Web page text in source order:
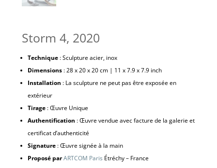
Storm 4, 2020
Technique: Sculpture acier, inox
Dimensions: 28 x 20 x 20 cm | 11 x 7.9 x 7.9 inch
Installation : La sculpture ne peut pas être exposée en
extérieur
Tirage: Œuvre Unique
Authentification : Œuvre vendue avec facture de la galerie et
certificat d’authenticité
Signature: Œuvre signée à la main
Proposé parARTCOM Paris Étréchy – France